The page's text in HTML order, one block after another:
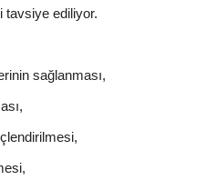
tavsiye ediliyor.
sağlanması,